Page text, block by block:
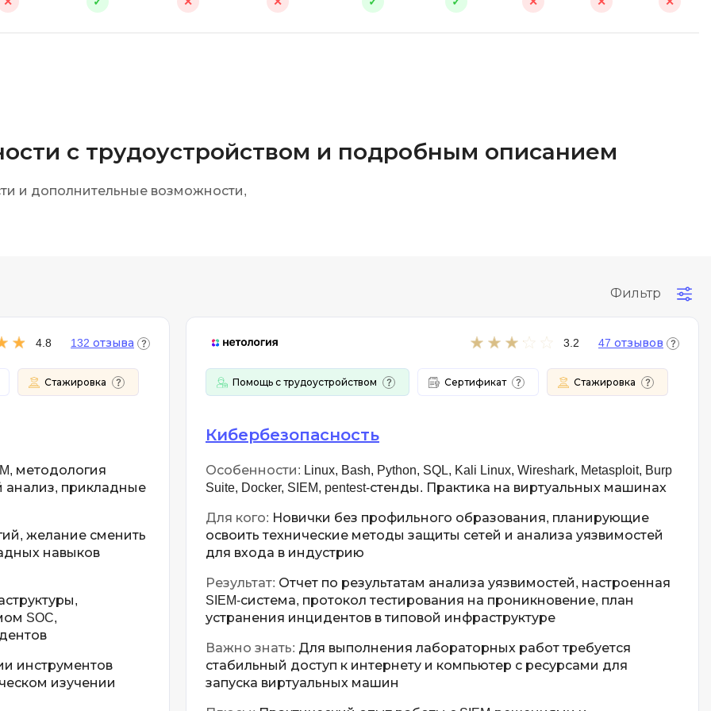
с трудоустройством и подробным описанием
и дополнительные возможности,
Фильтр
4.8 132 отзыва
Стажировка
методология
анализ, прикладные
желание сменить
навыков
SOC,
инструментов
изучении
3.2 47 отзывов
Помощь с трудоустройством Сертификат Стажировка
Кибербезопасность
Особенности: Linux, Bash, Python, SQL, Kali Linux, Wireshark, Metasploit, Burp
Suite, Docker, SIEM, pentest-стенды. Практика на виртуальных машинах
Для кого: Новички без профильного образования, планирующие
освоить технические методы защиты сетей и анализа уязвимостей
для входа в индустрию
Результат: Отчет по результатам анализа уязвимостей, настроенная
SIEM-система, протокол тестирования на проникновение, план
устранения инцидентов в типовой инфраструктуре
Важно знать: Для выполнения лабораторных работ требуется
стабильный доступ к интернету и компьютер с ресурсами для
запуска виртуальных машин